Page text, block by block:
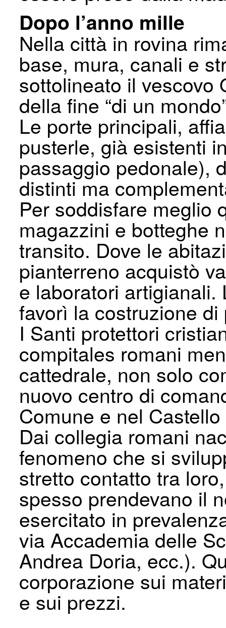
Dopo l’anno mille
Nella città in rovina
base, mura, canali e
sottolineato il vescovo
della fine “di un
Le porte principali,
pusterle, già esistenti
passaggio pedonale),
distinti ma
Per soddisfare meglio
magazzini e botteghe
transito. Dove le
pianterreno acquistò
e laboratori
favorì la costruzione
I Santi protettori
compitales romani
cattedrale, non solo
nuovo centro di
Comune e nel
Dai collegia romani
fenomeno che si
stretto contatto tra
spesso prendevano il
esercitato in
via Accademia delle
Andrea Doria, ecc.).
corporazione sui
e sui prezzi.